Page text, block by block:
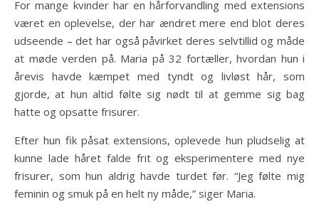
For mange kvinder har en hårforvandling med extensions
været en oplevelse, der har ændret mere end blot deres
udseende – det har også påvirket deres selvtillid og måde
at møde verden på. Maria på 32 fortæller, hvordan hun i
årevis havde kæmpet med tyndt og livløst hår, som
gjorde, at hun altid følte sig nødt til at gemme sig bag
hatte og opsatte frisurer.
Efter hun fik påsat extensions, oplevede hun pludselig at
kunne lade håret falde frit og eksperimentere med nye
frisurer, som hun aldrig havde turdet før. “Jeg følte mig
feminin og smuk på en helt ny måde,” siger Maria.